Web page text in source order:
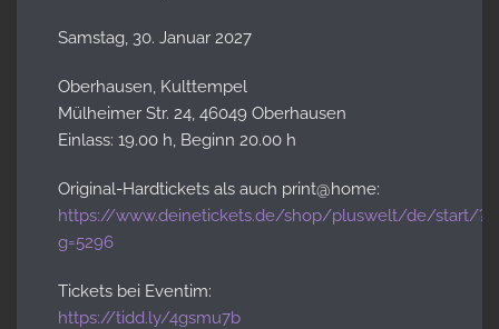
Samstag, 30. Januar 2027
Oberhausen, Kulttempel
Mülheimer Str. 24, 46049 Oberhausen
Einlass: 19.00 h, Beginn 20.00 h
Original-Hardtickets als auch print@home:
https://www.deinetickets.de/shop/pluswelt/de/start/?
g=5296
Tickets bei Eventim:
https://tidd.ly/4gsmu7b